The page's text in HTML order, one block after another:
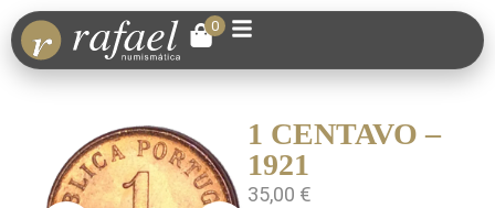
0
1 CENTAVO –
1921
35,00 €